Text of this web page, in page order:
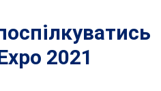
2021